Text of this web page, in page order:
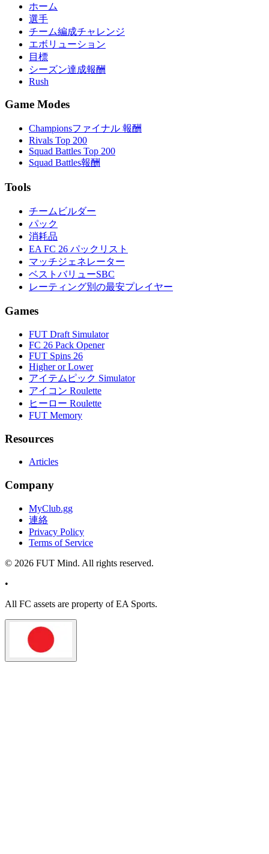
ホーム
選手
チーム編成チャレンジ
エボリューション
目標
シーズン達成報酬
Rush
Game Modes
Championsファイナル 報酬
Rivals Top 200
Squad Battles Top 200
Squad Battles報酬
Tools
チームビルダー
パック
消耗品
EA FC 26 パックリスト
マッチジェネレーター
ベストバリューSBC
レーティング別の最安プレイヤー
Games
FUT Draft Simulator
FC 26 Pack Opener
FUT Spins 26
Higher or Lower
アイテムピック Simulator
アイコン Roulette
ヒーロー Roulette
FUT Memory
Resources
Articles
Company
MyClub.gg
連絡
Privacy Policy
Terms of Service
© 2026 FUT Mind. All rights reserved.
•
All FC assets are property of EA Sports.